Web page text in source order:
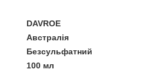
DAVROE
Австралія
Безсульфатний
100 мл